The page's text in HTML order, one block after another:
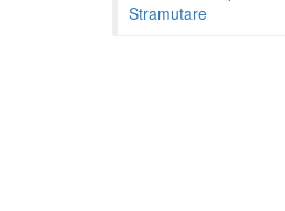
Stramutare